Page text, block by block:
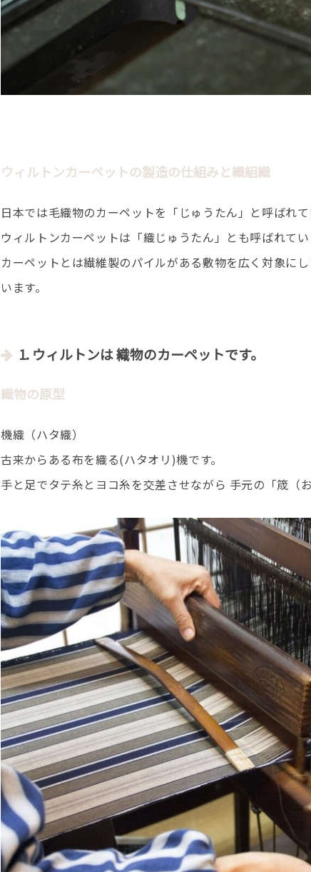
ウィルトンカーペットの製造の仕組みと織組織
日本では毛織物のカーペットを「じゅうたん」と呼ばれて
ウィルトンカーペットは「織じゅうたん」とも呼ばれてい
カーペットとは繊維製のパイルがある敷物を広く対象に
います。
1. ウィルトンは 織物のカーペットです。
織物の原型
機織（ハタ織）
古来からある布を織る(ハタオリ)機です。
手と足でタテ糸とヨコ糸を交差させながら 手元の「筬（